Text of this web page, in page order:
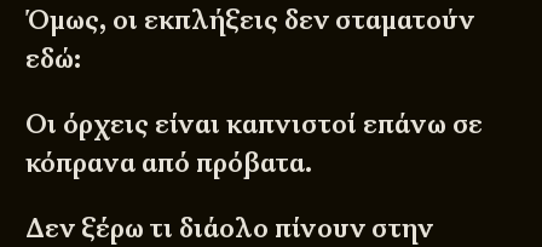
Όμως, οι εκπλήξεις δεν σταματούν
εδώ:
Οι όρχεις είναι καπνιστοί επάνω σε
κόπρανα από πρόβατα.
Δεν ξέρω τι διάολο πίνουν στην